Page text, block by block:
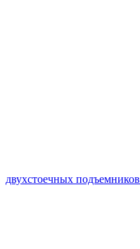
двухстоечных подъемников